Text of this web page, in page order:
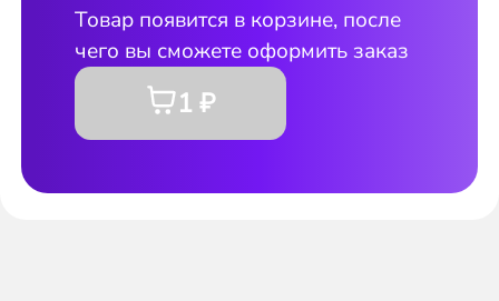
Товар появится в корзине, после
чего вы сможете оформить заказ
1 ₽